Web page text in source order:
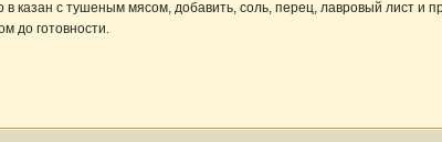
в казан с тушеным мясом, добавить, соль, перец, лавровый лист
до готовности.